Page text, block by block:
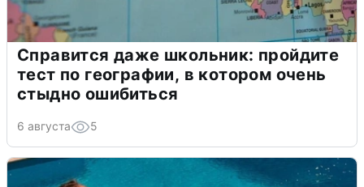
Справится даже школьник: пройдите
тест по географии, в котором очень
стыдно ошибиться
6 августа 5